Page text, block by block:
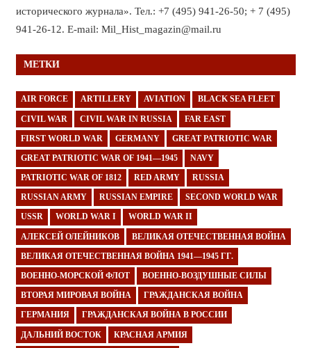
исторического журнала». Тел.: +7 (495) 941-26-50; + 7 (495)
941-26-12. E-mail: Mil_Hist_magazin@mail.ru
МЕТКИ
AIR FORCE ARTILLERY AVIATION BLACK SEA FLEET
CIVIL WAR CIVIL WAR IN RUSSIA FAR EAST
FIRST WORLD WAR GERMANY GREAT PATRIOTIC WAR
GREAT PATRIOTIC WAR OF 1941—1945 NAVY
PATRIOTIC WAR OF 1812 RED ARMY RUSSIA
RUSSIAN ARMY RUSSIAN EMPIRE SECOND WORLD WAR
USSR WORLD WAR I WORLD WAR II
АЛЕКСЕЙ ОЛЕЙНИКОВ ВЕЛИКАЯ ОТЕЧЕСТВЕННАЯ ВОЙНА
ВЕЛИКАЯ ОТЕЧЕСТВЕННАЯ ВОЙНА 1941—1945 ГГ.
ВОЕННО-МОРСКОЙ ФЛОТ ВОЕННО-ВОЗДУШНЫЕ СИЛЫ
ВТОРАЯ МИРОВАЯ ВОЙНА ГРАЖДАНСКАЯ ВОЙНА
ГЕРМАНИЯ ГРАЖДАНСКАЯ ВОЙНА В РОССИИ
ДАЛЬНИЙ ВОСТОК КРАСНАЯ АРМИЯ